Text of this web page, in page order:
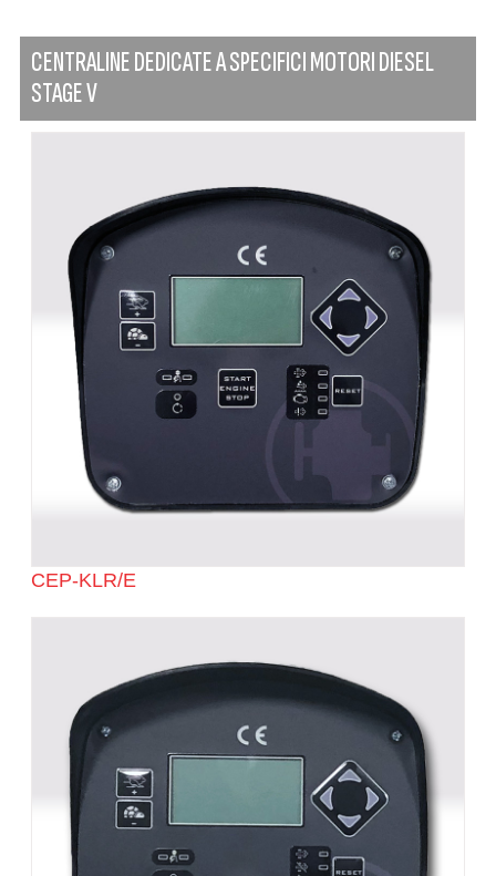
CENTRALINE DEDICATE A SPECIFICI MOTORI DIESEL
STAGE V
CEP-KLR/E